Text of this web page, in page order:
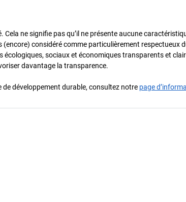
ne signifie pas qu’il ne présente aucune
considéré comme particulièrement respectueux
sociaux et économiques transparents et
davantage la transparence.
développement durable, consultez notre page